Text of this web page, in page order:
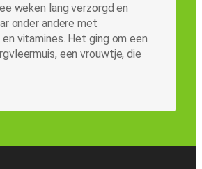
weken lang verzorgd en
onder andere met
vitamines. Het ging om een
een vrouwtje, die